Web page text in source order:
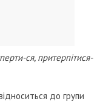
ся, притерпітися-
до групи